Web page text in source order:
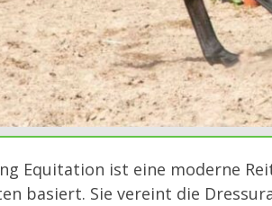
Equitation ist eine moderne
basiert. Sie vereint die